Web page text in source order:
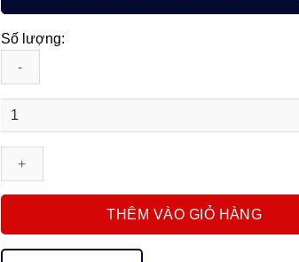
Số lượng:
Bút
Ký
Tên
Essentio
Metal
THÊM VÀO GIỎ HÀNG